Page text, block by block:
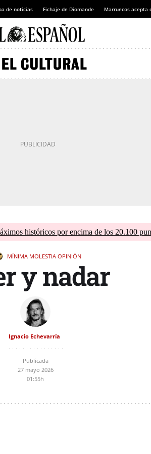
de noticias Fichaje de Diomande Marruecos acepta
históricos por encima de los 20.100
MÍNIMA MOLESTIA OPINIÓN
y nadar
Ignacio Echevarría
Publicada
27 mayo 2026
01:55h